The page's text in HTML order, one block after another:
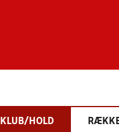
KLUB/HOLD